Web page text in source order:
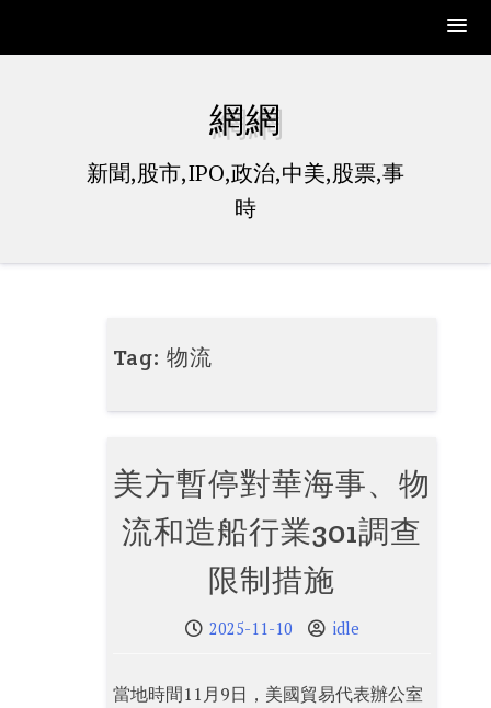
網網
新聞,股市,IPO,政治,中美,股票,事
時
Tag:物流
美方暫停對華海事、物
流和造船行業301調查
限制措施
2025-11-10 idle
當地時間11月9日，美國貿易代表辦公室